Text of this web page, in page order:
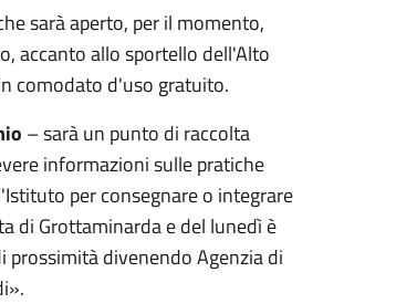
sarà aperto, per il momento,
accanto allo sportello dell'Alto
comodato d'uso gratuito.
– sarà un punto di raccolta
informazioni sulle pratiche
per consegnare o integrare
di Grottaminarda e del lunedì è
divenendo Agenzia di
».